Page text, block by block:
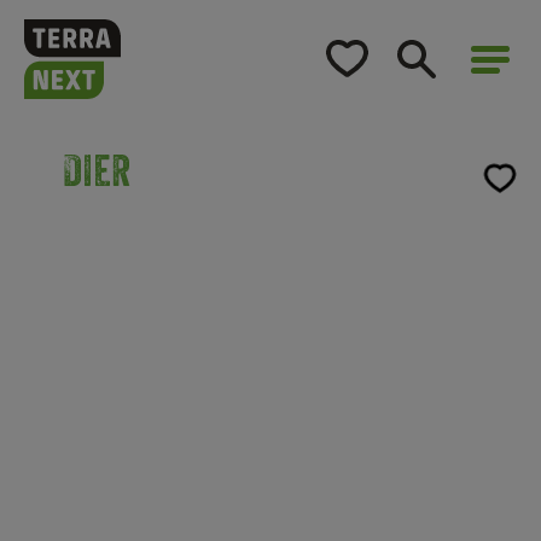
Home
Dier